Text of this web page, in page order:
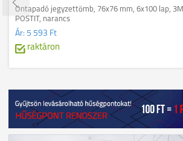
Öntapadó jegyzettömb, 76x76 mm, 6x100 lap, 3M
POSTIT, narancs
Ár: 5 593 Ft
raktáron